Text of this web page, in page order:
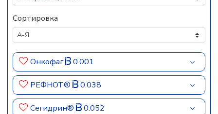
Сортировка
Онкофаг 0.001
РЕФНОТ® 0.038
Сегидрин® 0.052